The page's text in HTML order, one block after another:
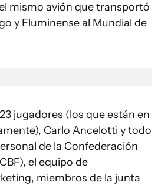
mismo avión que transportó
y Fluminense al Mundial de
jugadores (los que están en
Carlo Ancelotti y todo
de la Confederación
el equipo de
miembros de la junta